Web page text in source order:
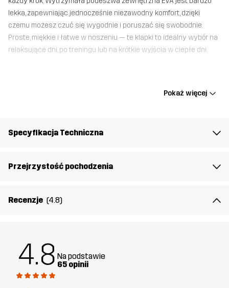
lekka, zapewniając jednocześnie niezawodny komfort, dzięki
czemu możesz czuć się wygodnie i poruszać się swobodnie.
Proste, miękkie i łatwe w noszeniu — te klapki to idealny wybór na
relaksujące dni, po treningu lub na krótkie wyjścia w ciepłe dni.
Podeszwa
100% Ethylene-vinyl Acetate
Stworzone do
artykułu
Pokaż więcej
Specyfikacja Techniczna
Przejrzystość pochodzenia
Recenzje (4.8)
4.8 Na podstawie
65 opinii